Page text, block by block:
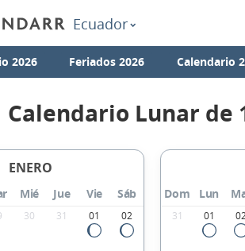
Ecuador
2026 Feriados 2026 Calendario
Calendario Lunar
ENERO
Mié Jue Vie Sáb
30 31 01 02
Dom Lun
31 01 02